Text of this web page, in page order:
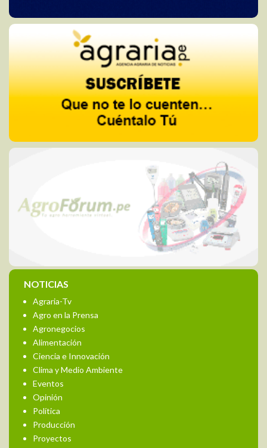
NOTICIAS
Agraria-Tv
Agro en la Prensa
Agronegocios
Alimentación
Ciencia e Innovación
Clima y Medio Ambiente
Eventos
Opinión
Política
Producción
Proyectos